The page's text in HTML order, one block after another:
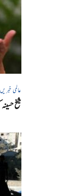
عالمی خبریں
شیخ